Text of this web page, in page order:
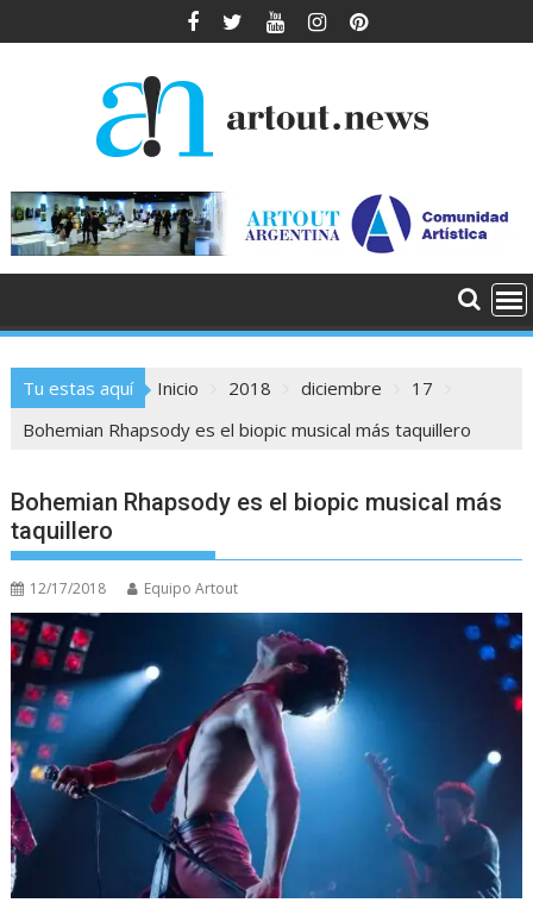
al
Tu estas aquí Inicio 2018 diciembre
17
Bohemian Rhapsody es el biopic musical más taquillero
Bohemian Rhapsody es el biopic musical más
taquillero
12/17/2018 Equipo Artout